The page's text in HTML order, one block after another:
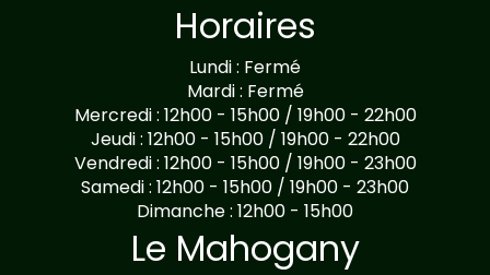
Horaires
Lundi : Fermé
Mardi : Fermé
Mercredi : 12h00 - 15h00 / 19h00 - 22h00
Jeudi : 12h00 - 15h00 / 19h00 - 22h00
Vendredi : 12h00 - 15h00 / 19h00 - 23h00
Samedi : 12h00 - 15h00 / 19h00 - 23h00
Dimanche : 12h00 - 15h00
Le Mahogany